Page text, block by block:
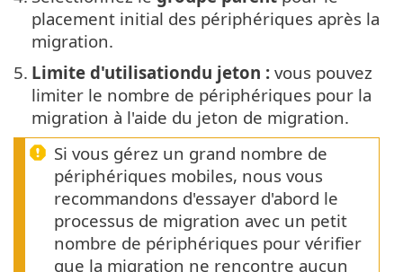
placement initial des périphériques après la
migration.
5. Limite d'utilisationdu jeton : vous pouvez
limiter le nombre de périphériques pour la
migration à l'aide du jeton de migration.
Si vous gérez un grand nombre de
périphériques mobiles, nous vous
recommandons d'essayer d'abord le
processus de migration avec un petit
nombre de périphériques pour vérifier
que la migration ne rencontre aucun